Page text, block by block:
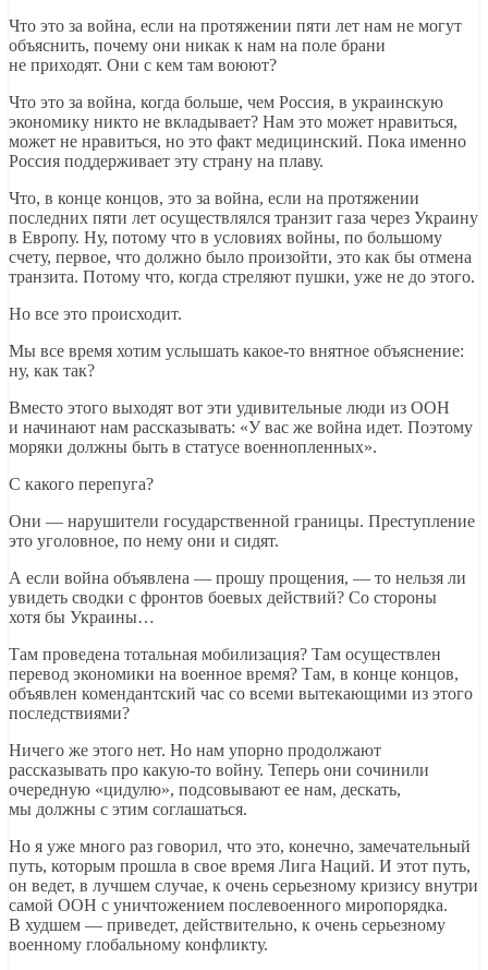
Что это за война, если на протяжении пяти лет нам не могут
объяснить, почему они никак к нам на поле брани
не приходят. Они с кем там воюют?
Что это за война, когда больше, чем Россия, в украинскую
экономику никто не вкладывает? Нам это может нравиться,
может не нравиться, но это факт медицинский. Пока именно
Россия поддерживает эту страну на плаву.
Что, в конце концов, это за война, если на протяжении
последних пяти лет осуществлялся транзит газа через Украину
в Европу. Ну, потому что в условиях войны, по большому
счету, первое, что должно было произойти, это как бы отмена
транзита. Потому что, когда стреляют пушки, уже не до этого.
Но все это происходит.
Мы все время хотим услышать какое-то внятное объяснение:
ну, как так?
Вместо этого выходят вот эти удивительные люди из ООН
и начинают нам рассказывать: «У вас же война идет. Поэтому
моряки должны быть в статусе военнопленных».
С какого перепуга?
Они — нарушители государственной границы. Преступление
это уголовное, по нему они и сидят.
А если война объявлена — прошу прощения, — то нельзя ли
увидеть сводки с фронтов боевых действий? Со стороны
хотя бы Украины…
Там проведена тотальная мобилизация? Там осуществлен
перевод экономики на военное время? Там, в конце концов,
объявлен комендантский час со всеми вытекающими из этого
последствиями?
Ничего же этого нет. Но нам упорно продолжают
рассказывать про какую-то войну. Теперь они сочинили
очередную «цидулю», подсовывают ее нам, дескать,
мы должны с этим соглашаться.
Но я уже много раз говорил, что это, конечно, замечательный
путь, которым прошла в свое время Лига Наций. И этот путь,
он ведет, в лучшем случае, к очень серьезному кризису внутри
самой ООН с уничтожением послевоенного миропорядка.
В худшем — приведет, действительно, к очень серьезному
военному глобальному конфликту.